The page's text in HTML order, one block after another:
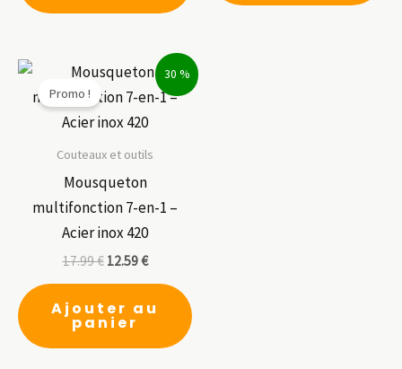
30 %
Promo !
Couteaux et outils
Mousqueton
multifonction 7-en-1 –
Acier inox 420
17.99€ 12.59€
Ajouter au
panier